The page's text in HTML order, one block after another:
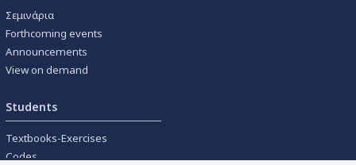
Σεμινάρια
Forthcoming events
Announcements
View on demand
Students
Textbooks-Exercises
Codes